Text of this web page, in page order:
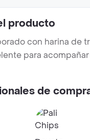
producto
con harina de
para
de